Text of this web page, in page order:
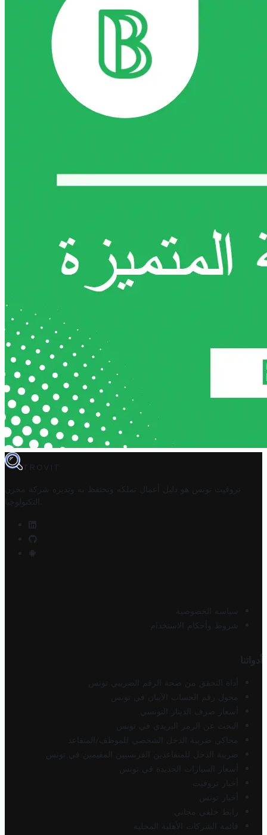
TROVIT
تروفيت تونس هو دليل أعمال تملكه وتحتفظ به وتديره
شركة مخزن
التكنولوجيا
سياسة الخصوصية
شروط وأحكام الاستخدام
أدواتنا
أداة التحقق من صحة الرقم الضريبي تونس
محول رقم الحساب الآيبان في تونس
أسعار صرف الدينار التونسي
البحث عن الرمز البريدي في تونس
محاكي ضريبة الدخل الشخصي للموظف/المتقاعد
ضريبة الدخل للمتقاعدين الفرنسيين المقيمين في تونس
أسعار السيارات الجديدة في تونس
أخبار تروفيت
أخبار تونس
رابط خلفي مجاني
قائمة الشركات الأهلية المحلية